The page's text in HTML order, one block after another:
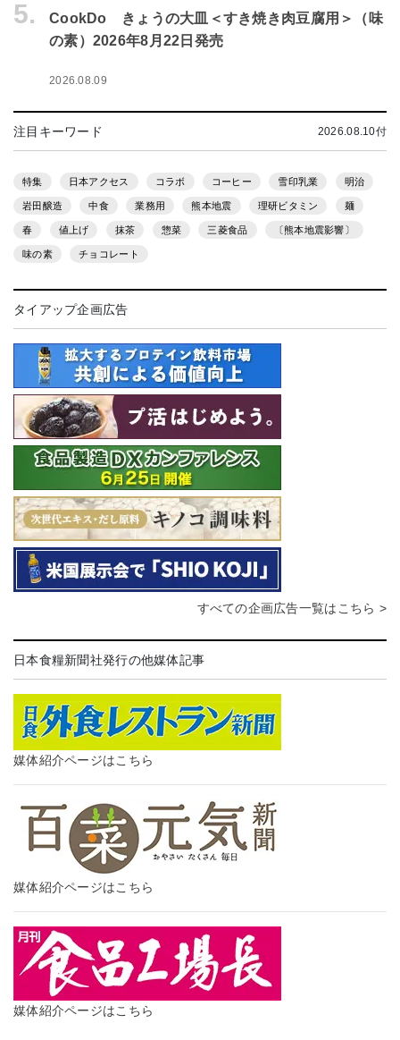
5.
CookDo きょうの大皿＜すき焼き肉豆腐用＞（味
の素）2026年8月22日発売
2026.08.09
注目キーワード 2026.08.10付
特集 日本アクセス コラボ コーヒー 雪印乳業 明治
岩田醸造 中食 業務用 熊本地震 理研ビタミン 麺
春 値上げ 抹茶 惣菜 三菱食品 〔熊本地震影響〕
味の素 チョコレート
タイアップ企画広告
すべての企画広告一覧はこちら >
日本食糧新聞社発行の他媒体記事
媒体紹介ページはこちら
媒体紹介ページはこちら
媒体紹介ページはこちら